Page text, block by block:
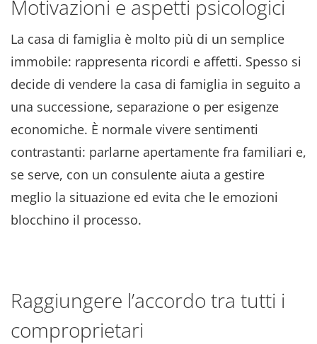
Motivazioni e aspetti psicologici
La casa di famiglia è molto più di un semplice
immobile: rappresenta ricordi e affetti. Spesso si
decide di vendere la casa di famiglia in seguito a
una successione, separazione o per esigenze
economiche. È normale vivere sentimenti
contrastanti: parlarne apertamente fra familiari e,
se serve, con un consulente aiuta a gestire
meglio la situazione ed evita che le emozioni
blocchino il processo.
Raggiungere l’accordo tra tutti i
comproprietari